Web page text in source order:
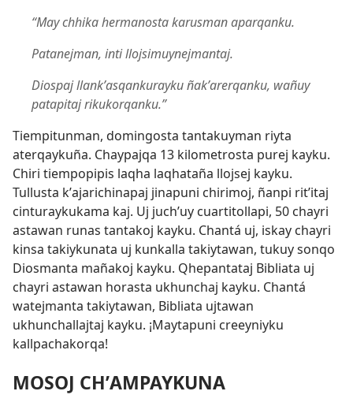
“May chhika hermanosta karusman aparqanku.
Patanejman, inti llojsimuynejmantaj.
Diospaj llankʼasqankurayku ñakʼarerqanku, wañuy
patapitaj rikukorqanku.”
Tiempitunman, domingosta tantakuyman riyta
aterqaykuña. Chaypajqa 13 kilometrosta purej kayku.
Chiri tiempopipis laqha laqhataña llojsej kayku.
Tullusta kʼajarichinapaj jinapuni chirimoj, ñanpi ritʼitaj
cinturaykukama kaj. Uj juchʼuy cuartitollapi, 50 chayri
astawan runas tantakoj kayku. Chantá uj, iskay chayri
kinsa takiykunata uj kunkalla takiytawan, tukuy sonqo
Diosmanta mañakoj kayku. Qhepantataj Bibliata uj
chayri astawan horasta ukhunchaj kayku. Chantá
watejmanta takiytawan, Bibliata ujtawan
ukhunchallajtaj kayku. ¡Maytapuni creeyniyku
kallpachakorqa!
MOSOJ CHʼAMPAYKUNA